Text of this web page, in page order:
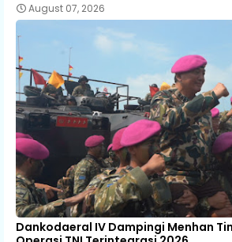
August 07, 2026
Dankodaeral IV Dampingi Menhan